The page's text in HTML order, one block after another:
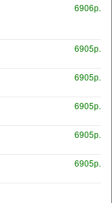
6906р.
6905р.
6905р.
6905р.
6905р.
6905р.